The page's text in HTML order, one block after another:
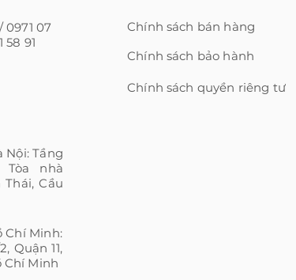
/0971 07
58 91
Nội: Tầng
nhà
Thái, Cầu
Chí Minh:
Quận 11,
Chí Minh
Chính sách bán hàng
Chính sách bảo hành
Chính sách quyền riêng tư